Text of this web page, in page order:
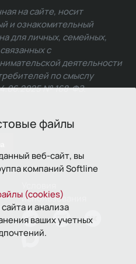
файлы
веб-сайт, вы
компаний Softline
(cookies)
и анализа
ваших учетных
на сайте, носит
и ознакомительный
для личных, семейных,
с
деятельности
по смыслу
№ 168-ФЗ.
использования